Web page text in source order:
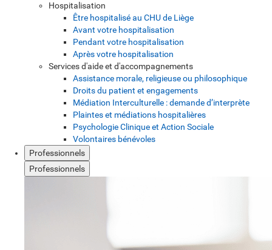
Hospitalisation
Être hospitalisé au CHU de Liège
Avant votre hospitalisation
Pendant votre hospitalisation
Après votre hospitalisation
Services d'aide et d'accompagnements
Assistance morale, religieuse ou philosophique
Droits du patient et engagements
Médiation Interculturelle : demande d’interprète
Plaintes et médiations hospitalières
Psychologie Clinique et Action Sociale
Volontaires bénévoles
Professionnels
Professionnels